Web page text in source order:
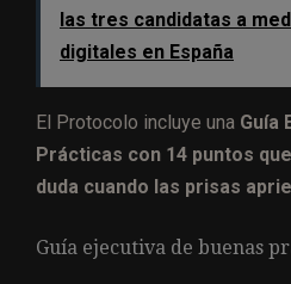
las tres candidatas a
digitales en España
El Protocolo incluye una Guía
Prácticas con 14 puntos
duda cuando las prisas
Guía ejecutiva de buenas